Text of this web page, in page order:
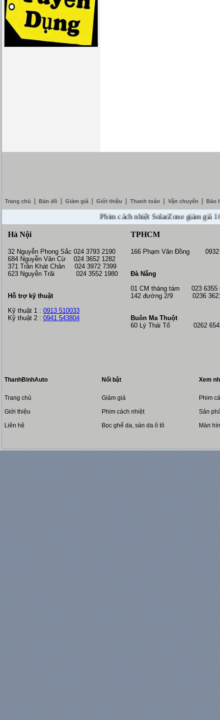
Trang chủ Bản đồ Giảm giá Giới thiệu Thanh toán Vận chuyển Bảo
Phim cách nhiệt SolarZone giảm giá 10%
Hà Nội
32 Nguyễn Phong Sắc 024 3793 2190
684 Nguyễn Văn Cừ 024 3652 1282
371 Trần Khát Chân 024 3972 7399
623 Nguyễn Trãi 024 3552 1980
Hỗ trợ kỹ thuật
Kỹ thuật 1 : 0913 510033
Kỹ thuật 2 : 0941 543804
TPHCM
166 Phạm Văn Đồng 0932
Đà Nẵng
01 CM tháng tám 023 6355
142 đường 2/9 0236
Buôn Ma Thuột
60 Lý Thái Tổ 0262
ThanhBinhAuto
Trang chủ
Giới thiệu
Liên hệ
Nổi bật
Giảm giá
Phim cách nhiệt
Bọc ghế da, sàn da ô tô
Xem
Phim
Sản
Màn